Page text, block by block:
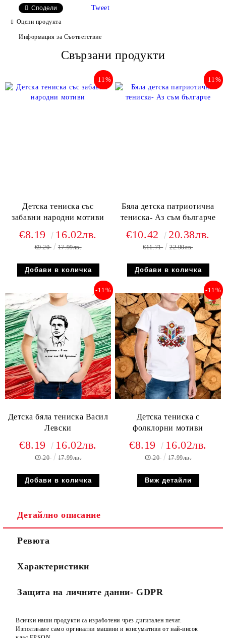
Съгласен съм сПолитиката за лични данни
Сподели Tweet
Оцени продукта
Информация за Съответствие
Свързани продукти
Детска тениска със
забавни народни мотиви
-11%
€8.19 16.02лв.
€9.20 17.99лв.
Бяла детска патриотична
тениска- Аз съм българче
-11%
€10.42 20.38лв.
€11.71 22.90лв.
Детска бяла тениска Васил
Левски
-11%
€8.19 16.02лв.
€9.20 17.99лв.
Детска тениска с
фолклорни мотиви
-11%
€8.19 16.02лв.
€9.20 17.99лв.
Виж детайли
Детайлно описание
Ревюта
Характеристики
Защита на личните данни- GDPR
Всички наши продукти са изработени чрез дигитален печат.
Използваме само оргинални машини и консумативи от най-висок